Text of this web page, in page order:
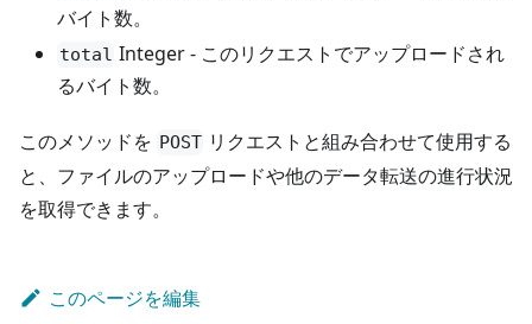
バイト数。
total Integer - このリクエストでアップロードされ
るバイト数。
このメソッドを POST リクエストと組み合わせて使用する
と、ファイルのアップロードや他のデータ転送の進行状況
を取得できます。
このページを編集